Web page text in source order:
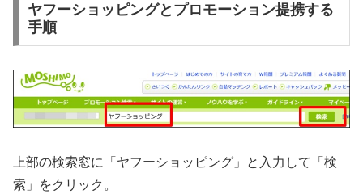
ヤフーショッピングとプロモーション提携する
手順
上部の検索窓に「ヤフーショッピング」と入力して「検
索」をクリック。